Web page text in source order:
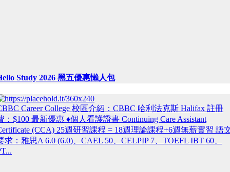
Study 2026 黑五優惠懶人包
Career College 校區介紹：CBBC 哈利法克斯 Halifax 註冊
：$100 最新優惠 ♦個人看護證書 Continuing Care Assistant
(CCA) 25週研習課程 = 18週理論課程+6週無薪實習 語
求：雅思A 6.0 (6.0)、CAEL 50、CELPIP 7、TOEFL IBT 60、